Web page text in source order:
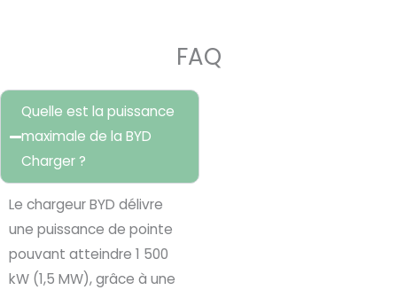
FAQ
Quelle est la puissance
maximale de la BYD
Charger ?
Le chargeur BYD délivre
une puissance de pointe
pouvant atteindre 1 500
kW (1,5 MW), grâce à une